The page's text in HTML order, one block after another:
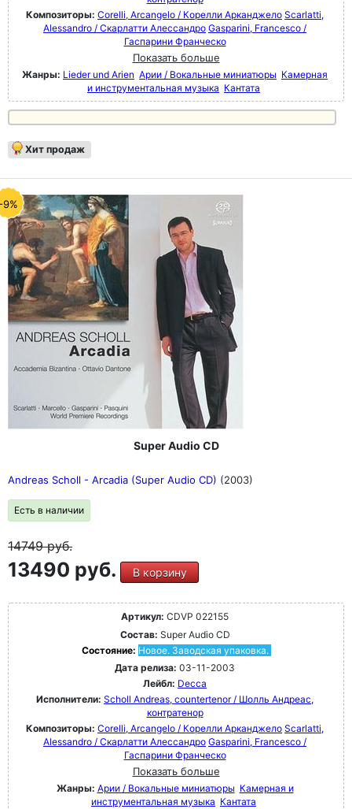
Композиторы: Corelli, Arcangelo / Корелли Арканджело Scarlatti,
Alessandro / Скарлатти Алессандро Gasparini, Francesco /
Гаспарини Франческо
Показать больше
Жанры: Lieder und Arien Арии / Вокальные миниатюры Камерная
и инструментальная музыка Кантата
Хит продаж
9%
Super Audio CD
Andreas Scholl - Arcadia (Super Audio CD) (2003)
Есть в наличии
14749руб.
13490 руб. В корзину
Артикул: CDVP 022155
Состав: Super Audio CD
Состояние: Новое. Заводская упаковка.
Дата релиза: 03-11-2003
Лейбл: Decca
Исполнители: Scholl Andreas, countertenor / Шолль Андреас,
контратенор
Композиторы: Corelli, Arcangelo / Корелли Арканджело Scarlatti,
Alessandro / Скарлатти Алессандро Gasparini, Francesco /
Гаспарини Франческо
Показать больше
Жанры: Арии / Вокальные миниатюры Камерная и
инструментальная музыка Кантата